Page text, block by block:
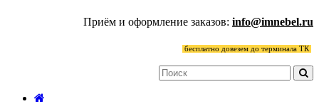
Приём и оформление заказов: info@imnebel.ru
бесплатно довезем до терминала ТК